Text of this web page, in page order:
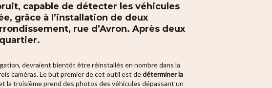
capable de détecter les véhicules
grâce à l’installation de deux
rue d’Avron. Après deux
devraient bientôt être réinstallés en nombre dans la
caméras. Le but premier de cet outil est dedéterminer la
la troisième prend des photos des véhicules dépassant un